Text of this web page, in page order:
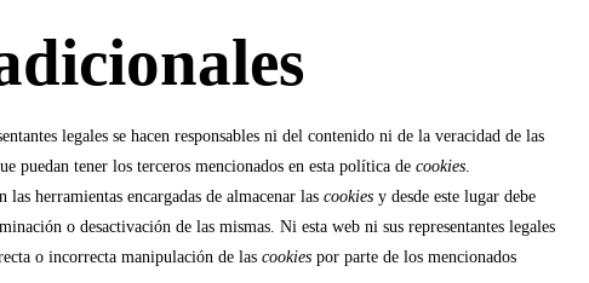
legales se hacen responsables ni del contenido ni de la veracidad de las
puedan tener los terceros mencionados en esta política de cookies.
las herramientas encargadas de almacenar las cookies y desde este lugar debe
o desactivación de las mismas. Ni esta web ni sus representantes legales
o incorrecta manipulación de las cookies por parte de los mencionados